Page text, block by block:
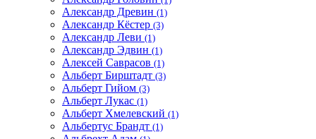
Александр Древин (1)
Александр Кёстер (3)
Александр Леви (1)
Александр Эдвин (1)
Алексей Саврасов (1)
Альберт Бирштадт (3)
Альберт Гийом (3)
Альберт Лукас (1)
Альберт Хмелевский (1)
Альбертус Брандт (1)